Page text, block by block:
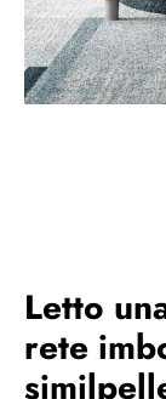
Letto
rete